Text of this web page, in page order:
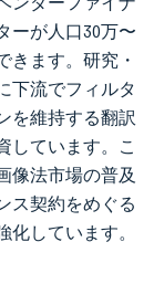
ーが人口30万〜
きます。研究・
下流でフィルタ
を維持する翻訳
しています。こ
像法市場の普及
ス契約をめぐる
しています。